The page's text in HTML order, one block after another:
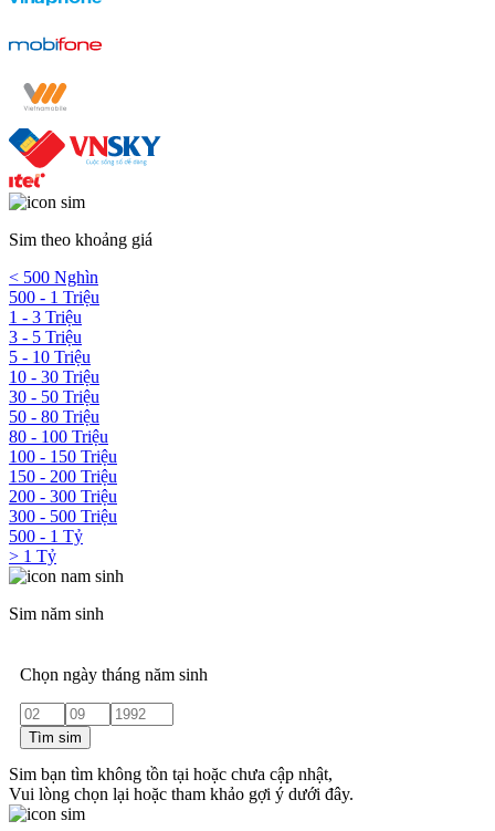
Sim theo khoảng giá
< 500 Nghìn
500 - 1 Triệu
1 - 3 Triệu
3 - 5 Triệu
5 - 10 Triệu
10 - 30 Triệu
30 - 50 Triệu
50 - 80 Triệu
80 - 100 Triệu
100 - 150 Triệu
150 - 200 Triệu
200 - 300 Triệu
300 - 500 Triệu
500 - 1 Tỷ
> 1 Tỷ
Sim năm sinh
Chọn ngày tháng năm sinh
Tìm sim
Sim bạn tìm không tồn tại hoặc chưa cập nhật,
Vui lòng chọn lại hoặc tham khảo gợi ý dưới đây.